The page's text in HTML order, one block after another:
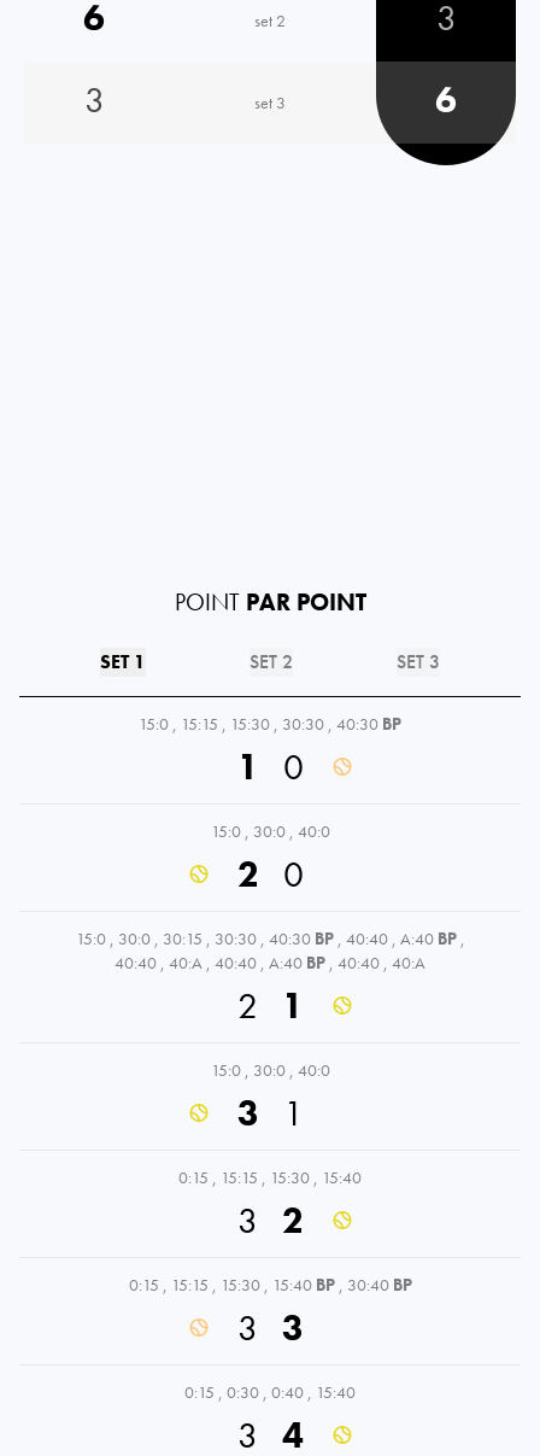
6
set 2
3
3
set 3 6
POINT PAR POINT
SET 1 SET 2 SET 3
15:0 , 15:15 , 15:30 , 30:30 , 40:30 BP
1 0
15:0 , 30:0 , 40:0
2 0
15:0 , 30:0 , 30:15 , 30:30 , 40:30 BP , 40:40 , A:40 BP ,
40:40 , 40:A , 40:40 , A:40 BP , 40:40 , 40:A
2 1
15:0 , 30:0 , 40:0
3 1
0:15 , 15:15 , 15:30 , 15:40
3 2
0:15 , 15:15 , 15:30 , 15:40 BP , 30:40 BP
3 3
0:15 , 0:30 , 0:40 , 15:40
3 4